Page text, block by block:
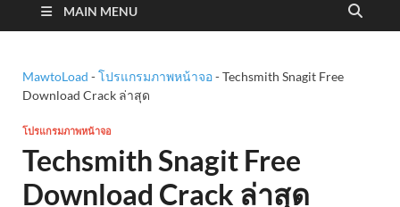
MAIN MENU
MawtoLoad -โปรแกรมภาพหน้าจอ-Techsmith Snagit Free
Download Crack ล่าสุด
โปรแกรมภาพหน้าจอ
Techsmith Snagit Free
Download Crack ล่าสุด